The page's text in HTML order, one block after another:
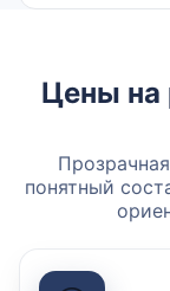
Цены на
понятный